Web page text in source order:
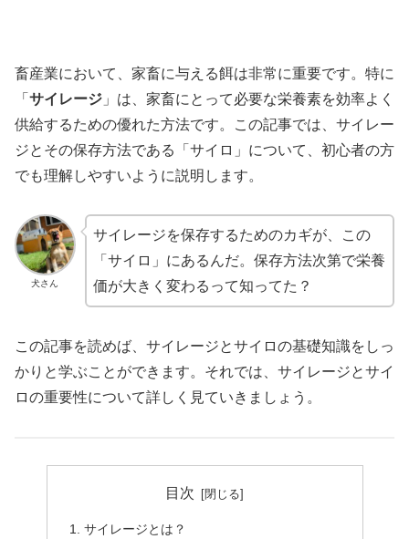
畜産業において、家畜に与える餌は非常に重要です。特に
「 サイレージ 」は、家畜にとって必要な栄養素を効率よく
供給するための優れた方法です。この記事では、サイレー
ジとその保存方法である「サイロ」について、初心者の方
でも理解しやすいように説明します。
犬さん
サイレージを保存するためのカギが、この
「サイロ」にあるんだ。保存方法次第で栄養
価が大きく変わるって知ってた？
この記事を読めば、サイレージとサイロの基礎知識をしっ
かりと学ぶことができます。それでは、サイレージとサイ
ロの重要性について詳しく見ていきましょう。
目次
サイレージとは？